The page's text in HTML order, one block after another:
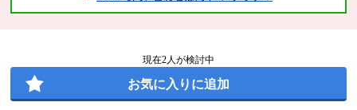
現在2人が検討中
お気に入りに追加